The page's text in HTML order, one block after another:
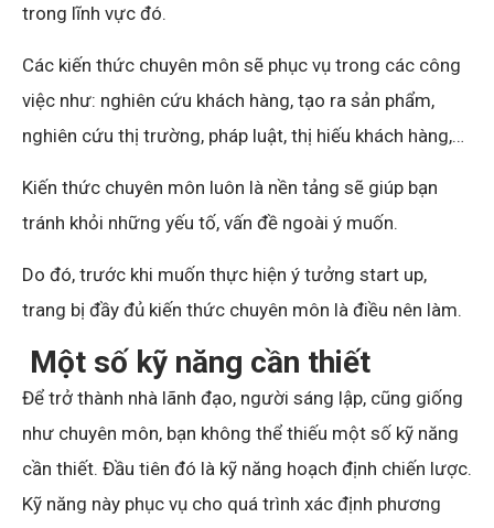
trong lĩnh vực đó.
Các kiến thức chuyên môn sẽ phục vụ trong các công
việc như: nghiên cứu khách hàng, tạo ra sản phẩm,
nghiên cứu thị trường, pháp luật, thị hiếu khách hàng,…
Kiến thức chuyên môn luôn là nền tảng sẽ giúp bạn
tránh khỏi những yếu tố, vấn đề ngoài ý muốn.
Do đó, trước khi muốn thực hiện ý tưởng start up,
trang bị đầy đủ kiến thức chuyên môn là điều nên làm.
Một số kỹ năng cần thiết
Để trở thành nhà lãnh đạo, người sáng lập, cũng giống
như chuyên môn, bạn không thể thiếu một số kỹ năng
cần thiết. Đầu tiên đó là kỹ năng hoạch định chiến lược.
Kỹ năng này phục vụ cho quá trình xác định phương